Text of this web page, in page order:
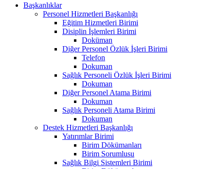
Başkanlıklar
Personel Hizmetleri Başkanlığı
Eğitim Hizmetleri Birimi
Disiplin İşlemleri Birimi
Doküman
Diğer Personel Özlük İşleri Birimi
Telefon
Dokuman
Sağlık Personeli Özlük İşleri Birimi
Dokuman
Diğer Personel Atama Birimi
Dokuman
Sağlık Personeli Atama Birimi
Dokuman
Destek Hizmetleri Başkanlığı
Yatırımlar Birimi
Birim Dökümanları
Birim Sorumlusu
Sağlık Bilgi Sistemleri Birimi